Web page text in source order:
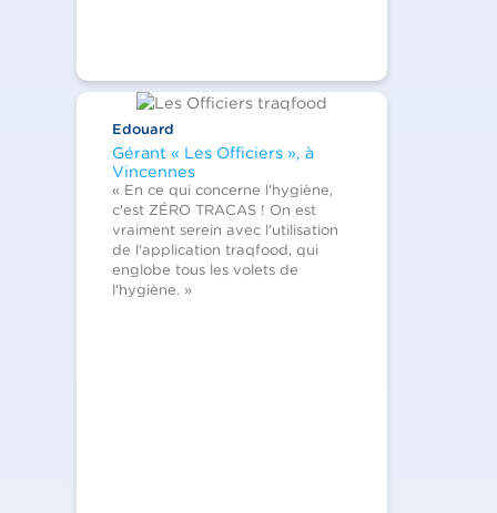
Edouard
Gérant « Les Officiers », à
Vincennes
« En ce qui concerne l'hygiène,
c'est ZÉRO TRACAS ! On est
vraiment serein avec l'utilisation
de l'application traqfood, qui
englobe tous les volets de
l'hygiène. »